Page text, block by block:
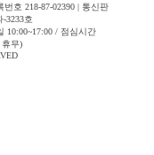
호 218-87-02390 | 통신판
3233호
10:00~17:00 / 점심시간
휴무)